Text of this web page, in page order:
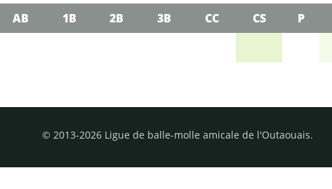
AB 1B 2B 3B CC CS P
© 2013-2026 Ligue de balle-molle amicale de l'Outaouais.